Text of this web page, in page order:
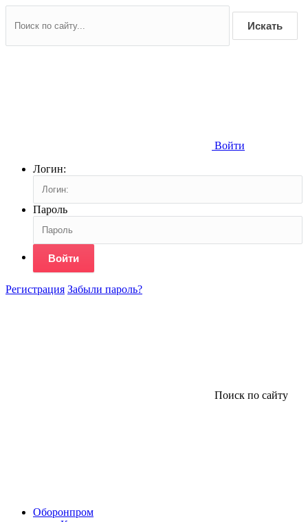
Искать
Войти
Логин:
Пароль
Войти
Регистрация Забыли пароль?
Поиск по сайту
Оборонпром